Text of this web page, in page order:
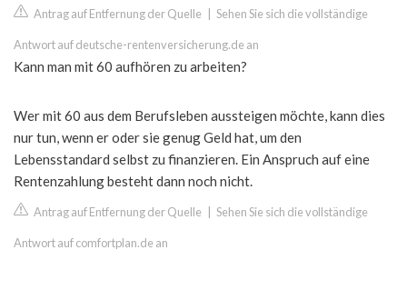
Antrag auf Entfernung der Quelle Sehen Sie sich die vollständige
Antwort auf deutsche-rentenversicherung.de an
Kann man mit 60 aufhören zu arbeiten?
Wer mit 60 aus dem Berufsleben aussteigen möchte, kann dies
nur tun, wenn er oder sie genug Geld hat, um den
Lebensstandard selbst zu finanzieren. Ein Anspruch auf eine
Rentenzahlung besteht dann noch nicht.
Antrag auf Entfernung der Quelle Sehen Sie sich die vollständige
Antwort auf comfortplan.de an